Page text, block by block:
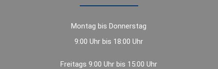
Montag bis Donnerstag
9:00 Uhr bis 18:00 Uhr
Freitags 9:00 Uhr bis 15:00 Uhr